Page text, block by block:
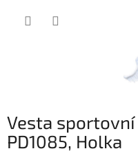
Vesta
PD1085, Holka